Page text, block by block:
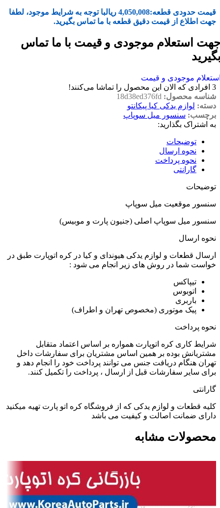
قیمت حدودی قطعه:4,050,008 ریالبا توجه به شرایط موجود، لطفا
جهت اطلاع از قیمت دقیق قطعه با ما تماس بگیرید.
استعلام موجودی و قیمت با ما تماس
موجودی و قیمت
3 افرادی که الان این محصول را تماشا می‌کنند!
شناسه محصول: 18d38ed376fd
دسته: لوازم یدکی کیا پیکانتو
برچسب: سنسور میل سوپاپ
به اشتراک بگذارید:
توضیحات
نحوه ارسال
نحوه پرداخت
گارانتی
توضیحات
سنسور موقعیت میل سوپاپ
سنسور میل سوپاپ اصلی (جنیون پارت و موبیس)
نحوه ارسال
ارسال قطعات و لوازم یدکی هیوندای و کیا در کره اتوپارت طبق در
خواست شما در روش های زیر انجام می شود :
تیپاکس
اتوبوس
باربری
پیک موتوری (مخصوص تهران و اطراف)
نحوه پرداخت
شرایط کاری کره اتوپارت همواره بر اساس اعتماد متقابل
مشتریانش بوده بر همین اساس مشتریان برای سفارشات داخل
تهران هنگام دریافت جنس می توانند پرداخت خود را انجام دهد و
برای سایر سفارشات قبل از ارسال ، پرداخت را تکمیل کنند.
گارانتی
کلیه قطعات و لوازم یدکی که از فروشگاه کره اتو پارت تهیه میکنید
دارای ضمانت اصالت و کیفیت می باشد
محصولات مشابه